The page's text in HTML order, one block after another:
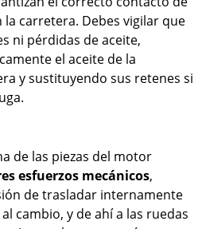
carretera. Debes vigilar que
ni pérdidas de aceite,
el aceite de la
y sustituyendo sus retenes si
de las piezas del motor
esfuerzos mecánicos,
de trasladar internamente
cambio, y de ahí a las ruedas